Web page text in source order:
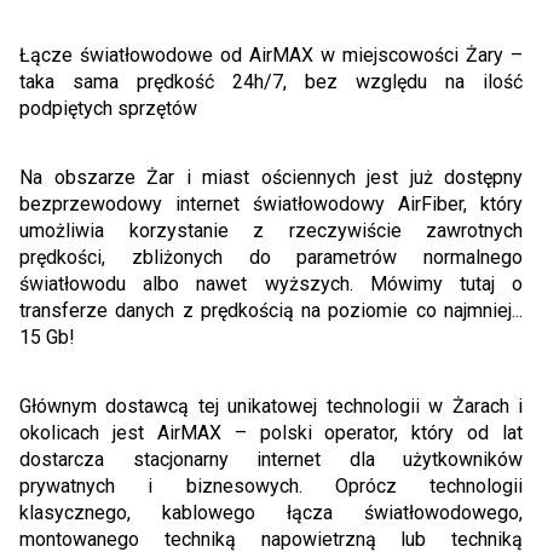
Łącze światłowodowe od AirMAX w miejscowości Żary –
taka sama prędkość 24h/7, bez względu na ilość
podpiętych sprzętów
Na obszarze Żar i miast ościennych jest już dostępny
bezprzewodowy internet światłowodowy AirFiber, który
umożliwia korzystanie z rzeczywiście zawrotnych
prędkości, zbliżonych do parametrów normalnego
światłowodu albo nawet wyższych. Mówimy tutaj o
transferze danych z prędkością na poziomie co najmniej...
15 Gb!
Głównym dostawcą tej unikatowej technologii w Żarach i
okolicach jest AirMAX – polski operator, który od lat
dostarcza stacjonarny internet dla użytkowników
prywatnych i biznesowych. Oprócz technologii
klasycznego, kablowego łącza światłowodowego,
montowanego techniką napowietrzną lub techniką